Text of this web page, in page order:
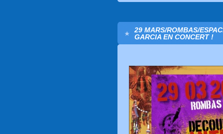
29 MARS/ROMBAS/
GARCIA EN CONCERT !